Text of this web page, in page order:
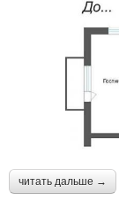
читать дальше →